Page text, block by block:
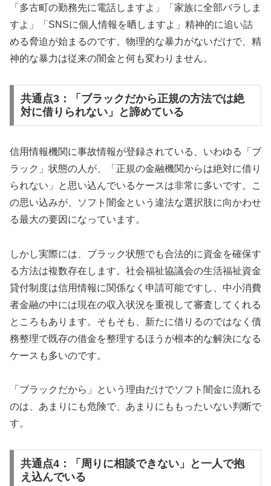
「多古町の勤務先に電話しますよ」「家族に全部バラしま
すよ」「SNSに個人情報を晒しますよ」精神的に追い詰
める脅迫が始まるのです。物理的な暴力がないだけで、精
神的な暴力は従来の闇金と何も変わりません。
共通点3：「ブラックだから正規の方法では絶
対に借りられない」と諦めている
信用情報機関に事故情報が登録されている、いわゆる「ブ
ラック」状態の人が、「正規の金融機関からは絶対に借り
られない」と思い込んでいるケースは非常に多いです。こ
の思い込みが、ソフト闇金という違法な選択肢に向かわせ
る最大の要因になっています。
しかし実際には、ブラック状態でも合法的に資金を確保す
る方法は複数存在します。社会福祉協議会の生活福祉資金
貸付制度は信用情報に関係なく申請可能ですし、中小消費
者金融の中には現在の収入状況を重視して審査してくれる
ところもあります。そもそも、新たに借りるのではなく債
務整理で既存の借金を整理するほうが根本的な解決になる
ケースも多いのです。
「ブラックだから」という理由だけでソフト闇金に流れる
のは、あまりにも危険で、あまりにももったいない判断で
す。
共通点4：「周りに相談できない」と一人で抱
え込んでいる